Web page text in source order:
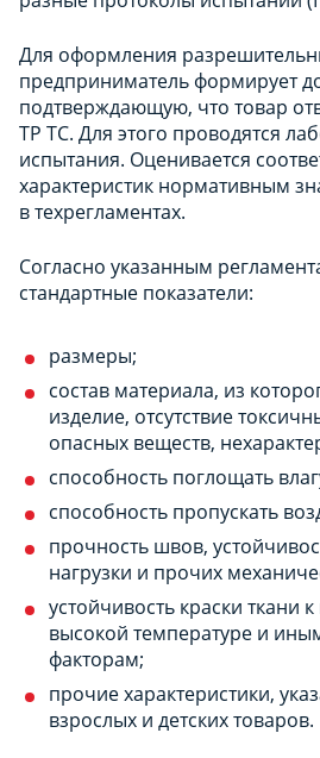
Для оформления
предприниматель формирует
подтверждающую, что товар
ТР ТС. Для этого проводятся
испытания. Оценивается
характеристик нормативным
в техрегламентах.
Согласно указанным
стандартные показатели:
размеры;
состав материала, из
изделие, отсутствие
опасных веществ,
способность поглощать
способность пропускать
прочность швов,
нагрузки и прочих
устойчивость краски ткани
высокой температуре и
факторам;
прочие характеристики,
взрослых и детских товаров.